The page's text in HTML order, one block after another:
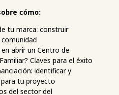
cómo:
tu marca: construir
abrir un Centro de
Claves para el éxito
identificar y
tu proyecto
del sector del